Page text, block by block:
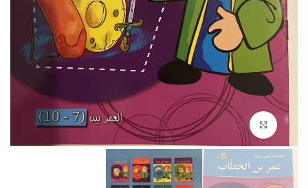
Click to enlarge